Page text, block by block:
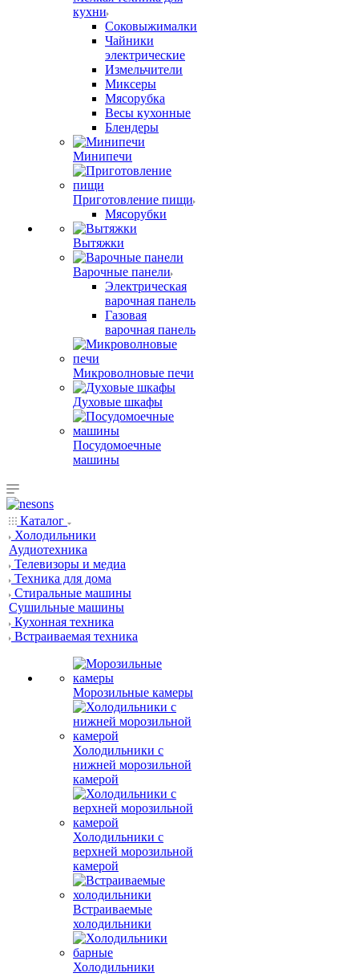
кухни
Соковыжималки
Чайники
электрические
Измельчители
Миксеры
Мясорубка
Весы кухонные
Блендеры
Минипечи
Приготовление пищи
Мясорубки
Вытяжки
Варочные панели
Электрическая
варочная панель
Газовая
варочная панель
Микроволновые печи
Духовые шкафы
Посудомоечные
машины
Каталог
Холодильники
Аудиотехника
Телевизоры и медиа
Техника для дома
Стиральные машины
Сушильные машины
Кухонная техника
Встраиваемая техника
Морозильные камеры
Холодильники с
нижней морозильной
камерой
Холодильники с
верхней морозильной
камерой
Встраиваемые
холодильники
Холодильники